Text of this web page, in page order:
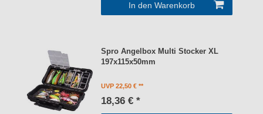
In den Warenkorb
Spro Angelbox Multi Stocker XL
197x115x50mm
UVP 22,50 €
18,36 € *